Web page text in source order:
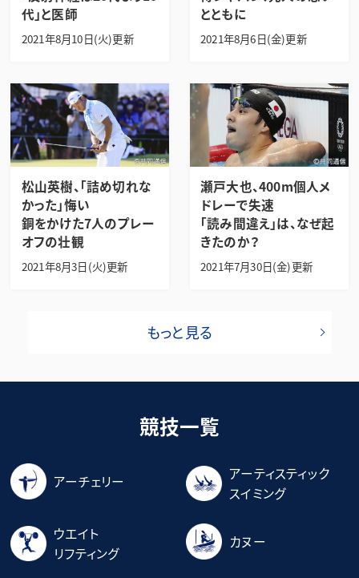
代」と医師
2021年8月10日(火)更新
とともに
2021年8月6日(金)更新
松山英樹、「詰め切れな
かった」悔い
銅をかけた7人のプレー
オフの壮観
2021年8月3日(火)更新
瀬戸大也、400m個人メ
ドレーで失速
「読み間違え」は、なぜ起
きたのか？
2021年7月30日(金)更新
もっと見る
競技一覧
アーチェリー
アーティスティック
スイミング
ウエイト
リフティング
カヌー